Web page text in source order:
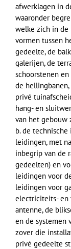
afwerklagen in
waaronder
welke zich in de
vormen tussen
gedeelte, de
galerijen, de
schoorstenen
de
privé
hang- en
van het gebouw
b. de
leidingen, met
inbegrip van de
gedeelten) en
leidingen voor
leidingen voor
electriciteits- en
antenne, de
en de systemen
zover die
privé gedeelte